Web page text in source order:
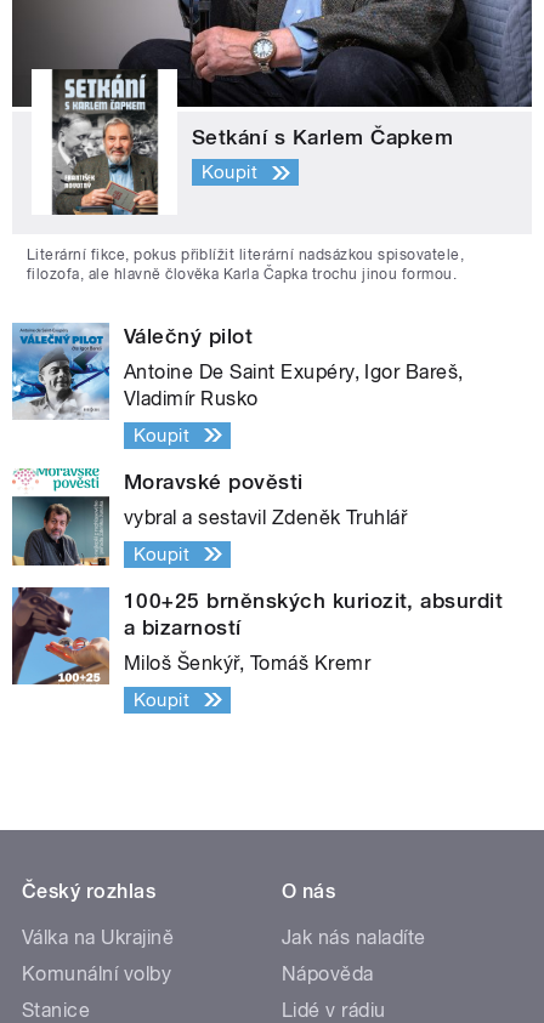
Setkání s Karlem Čapkem
Koupit
Literární fikce, pokus přiblížit literární nadsázkou spisovatele,
filozofa, ale hlavně člověka Karla Čapka trochu jinou formou.
Válečný pilot
Antoine De Saint Exupéry, Igor Bareš,
Vladimír Rusko
Koupit
Moravské pověsti
vybral a sestavil Zdeněk Truhlář
Koupit
100+25 brněnských kuriozit, absurdit
a bizarností
Miloš Šenkýř, Tomáš Kremr
Koupit
Český rozhlas
Válka na Ukrajině
Komunální volby
Stanice
O nás
Jak nás naladíte
Nápověda
Lidé v rádiu